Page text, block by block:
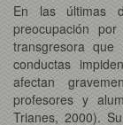
En las últimas
preocupación
transgresora
conductas
afectan
profesores y
Trianes, 2000).